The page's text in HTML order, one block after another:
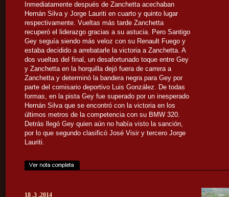
Inmediatamente después de Zanchetta acechaban
Hernán Silva y Jorge Lauriti en cuarto y quinto lugar
respectivamente. Vueltas más tarde Zanchetta
recuperó el liderazgo gracias a su astucia. Pero Santigo
Gey seguía siendo más veloz con su Renault Fuego y
estaba decidido a arrebatarle la victoria a Zanchetta. A
dos vueltas del final, un desafortunado toque entre Gey
y Zanchetta en la horquilla dejó fuera de carrera a
Zanchetta y determinó la bandera negra para Gey por
parte del comisario deportivo Luis González. De todas
formas, en la pista Gey fue superado por un inesperado
Hernán Silva que se encontró con la victoria en los
últimos metros de la competencia con su BMW 320.
Detrás llegó Gey quien aún no había visto la sanción,
por lo que segundo clasificó José Visir y tercero Jorge
Lauriti.
18 .3 .2014